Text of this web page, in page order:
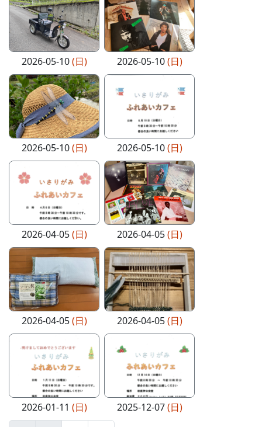
2026-05-10(日) 2026-05-10(日)
2026-05-10(日) 2026-05-10(日)
2026-04-05(日) 2026-04-05(日)
2026-04-05(日) 2026-04-05(日)
2026-01-11 (日) 2025-12-07(日)